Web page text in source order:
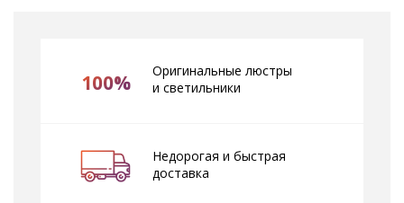
100%
Оригинальные люстры
и светильники
Недорогая и быстрая
доставка